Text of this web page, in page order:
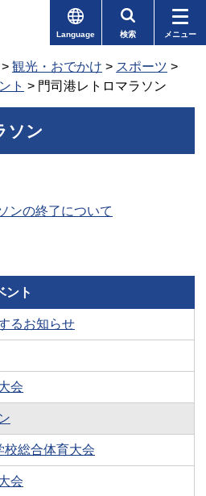
Language 検索 メニュー
> 観光・おでかけ > スポーツ >
ト > 門司港レトロマラソン
ソン
ンの終了について
ント
るお知らせ
会
校総合体育大会
会